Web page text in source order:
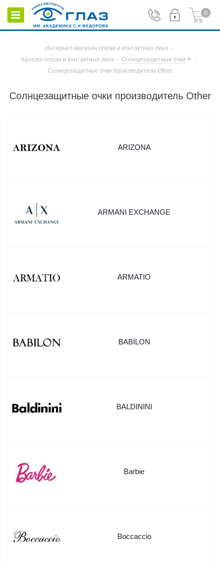
0
Интернет-магазин оправ и контактных линз -
Каталог оправ и контактных линз - Солнцезащитные очки
-
Солнцезащитные очки производитель Other
Солнцезащитные очки производитель Other
ARIZONA
ARMANI EXCHANGE
ARMATIO
BABILON
BALDININI
Barbie
Boccaccio